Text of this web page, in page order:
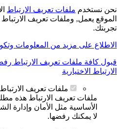
نحن نستخدم ملفات تعريف الارتباط
الموقع يعمل, وملفات تعريف الارتباط
تجربتك.
الاطلاع على مزيد من المعلومات
قبول كافة ملفات تعريف الارتباط
الارتباط الاختيارية
ملفات تعريف
ملفات تعريف الارتباط هذه
الأساسية مثل الأمان وإدارة
لا يمكنك رفضها.